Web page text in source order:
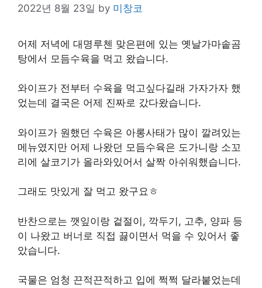
2022년 8월 23일 by 미창코
어제 저녁에 대명루첸 맞은편에 있는 옛날가마솥곰
탕에서 모듬수육을 먹고 왔습니다.
와이프가 전부터 수육을 먹고싶다길래 가자가자 했
었는데 결국은 어제 진짜로 갔다왔습니다.
와이프가 원했던 수육은 아롱사태가 많이 깔려있는
메뉴였지만 어제 나왔던 모듬수육은 도가니랑 소꼬
리에 살코기가 올라와있어서 살짝 아쉬워했습니다.
그래도 맛있게 잘 먹고 왔구요ㅎ
반찬으로는 깻잎이랑 겉절이, 깍두기, 고추, 양파 등
이 나왔고 버너로 직접 끓이면서 먹을 수 있어서 좋
았습니다.
국물은 엄청 끈적끈적하고 입에 쩍쩍 달라붙었는데